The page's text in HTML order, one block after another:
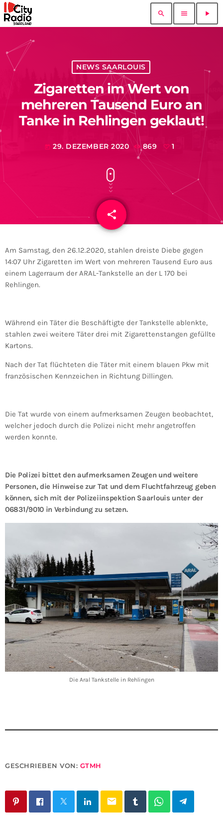
search menu play_arrow
NEWS SAARLOUIS
Zigaretten im Wert von
mehreren Tausend Euro an
Tanke in Rehlingen geklaut!
today 29. DEZEMBER 2020 869 1
share
email
Am Samstag, den 26.12.2020, stahlen dreiste Diebe gegen
14:07 Uhr Zigaretten im Wert von mehreren Tausend Euro aus
einem Lagerraum der ARAL-Tankstelle an der L 170 bei
Rehlingen.
Während ein Täter die Beschäftigte der Tankstelle ablenkte,
stahlen zwei weitere Täter drei mit Zigarettenstangen gefüllte
Kartons.
Nach der Tat flüchteten die Täter mit einem blauen Pkw mit
französischen Kennzeichen in Richtung Dillingen.
Die Tat wurde von einem aufmerksamen Zeugen beobachtet,
welcher jedoch durch die Polizei nicht mehr angetroffen
werden konnte.
Die Polizei bittet den aufmerksamen Zeugen und weitere
Personen, die Hinweise zur Tat und dem Fluchtfahrzeug geben
können, sich mit der Polizeiinspektion Saarlouis unter der
06831/9010 in Verbindung zu setzen.
Die Aral Tankstelle in Rehlingen
GESCHRIEBEN VON: GTMH
email